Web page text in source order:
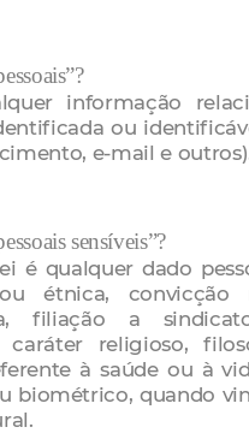
informação
ou
e-mail e
sensíveis”?
é qualquer dado
étnica, convicção
filiação a
caráter religioso,
à saúde ou à
biométrico, quando